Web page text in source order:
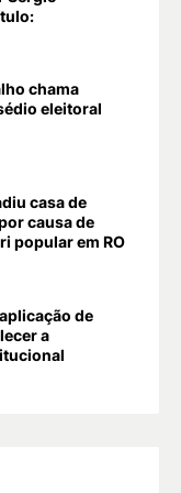
chama
eleitoral
casa de
causa de
popular em RO
de
a